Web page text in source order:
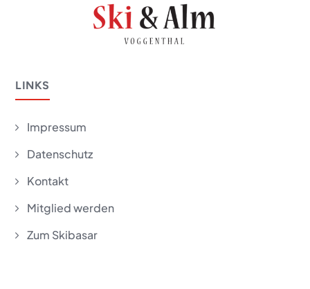
LINKS
5 Impressum
5 Datenschutz
5 Kontakt
5 Mitglied werden
5 Zum Skibasar